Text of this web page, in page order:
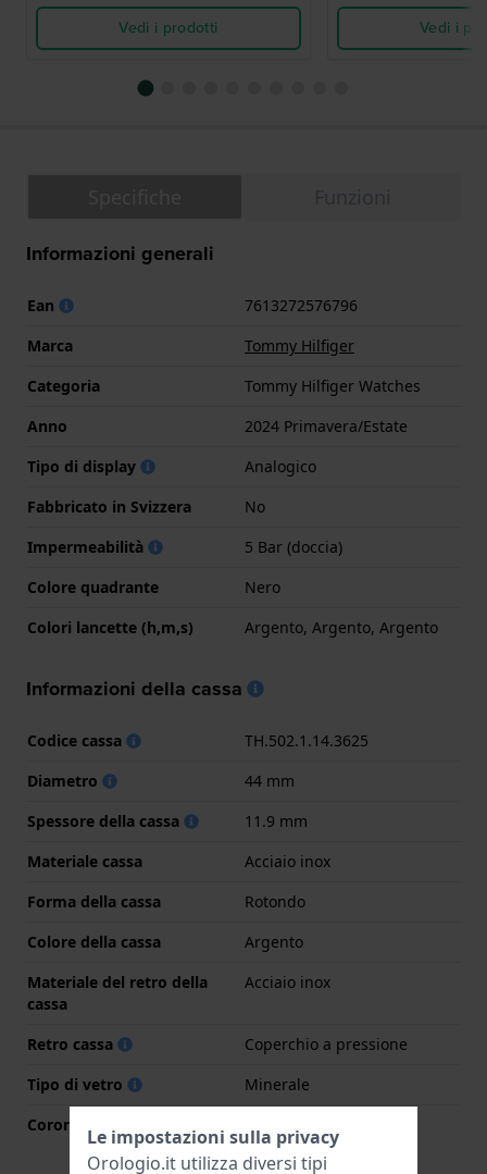
Vedi i prodotti
Vedi i
Informazioni generali
Ean
7613272576796
Marca
Tommy Hilfiger
Categoria
Tommy Hilfiger Watches
Anno
2024 Primavera/Estate
Tipo di display
Analogico
Fabbricato in Svizzera
No
Impermeabilità
5 Bar (doccia)
Colore quadrante
Nero
Colori lancette (h,m,s)
Argento, Argento, Argento
Informazioni della cassa
Codice cassa
TH.502.1.14.3625
Diametro
44 mm
Spessore della cassa
11.9 mm
Materiale cassa
Acciaio inox
Forma della cassa
Rotondo
Colore della cassa
Argento
Materiale del retro della
cassa
Acciaio inox
Retro cassa
Coperchio a pressione
Tipo di vetro
Minerale
Corona
Le impostazioni sulla privacy
Orologio.it utilizza diversi tipi